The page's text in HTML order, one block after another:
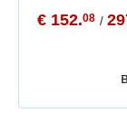
€ 152.08 /